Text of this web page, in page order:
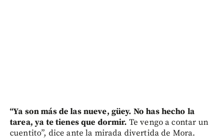
“Ya son más de las nueve, güey. No has hecho la
tarea, ya te tienes que dormir. Te vengo a contar un
cuentito”, dice ante la mirada divertida de Mora.